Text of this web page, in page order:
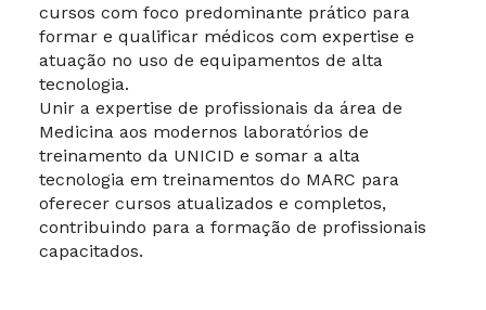
cursos com foco predominante prático para
formar e qualificar médicos com expertise e
atuação no uso de equipamentos de alta
tecnologia.
Unir a expertise de profissionais da área de
Medicina aos modernos laboratórios de
treinamento da UNICID e somar a alta
tecnologia em treinamentos do MARC para
oferecer cursos atualizados e completos,
contribuindo para a formação de profissionais
capacitados.